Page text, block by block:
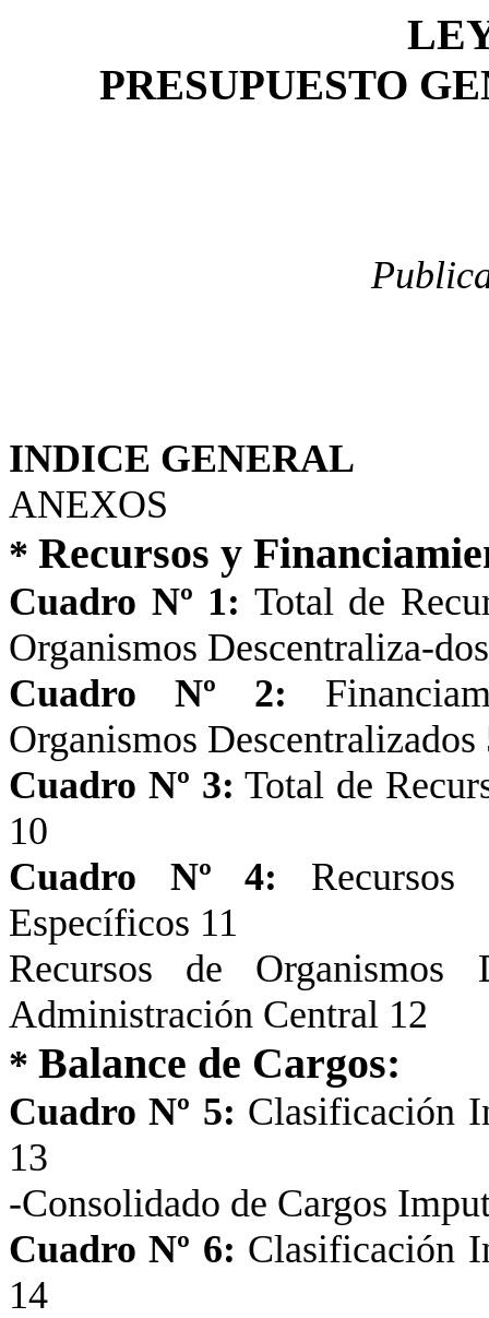
PRESUPUESTO
INDICE GENERAL
ANEXOS
* Recursos y
Cuadro Nº 1: Total de
Organismos Descentraliza-
Cuadro Nº 2:
Organismos Descentralizados
Cuadro Nº 3: Total de
10
Cuadro Nº 4: Recursos
Específicos 11
Recursos de Organismos
Administración Central 12
* Balance de Cargos:
Cuadro Nº 5: Clasificación
13
-Consolidado de Cargos
Cuadro Nº 6: Clasificación
14